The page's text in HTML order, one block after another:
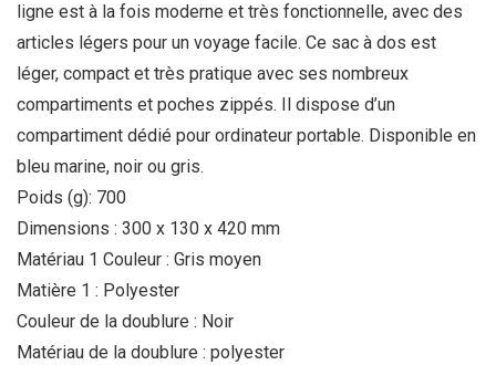
ligne est à la fois moderne et très fonctionnelle, avec des
articles légers pour un voyage facile. Ce sac à dos est
léger, compact et très pratique avec ses nombreux
compartiments et poches zippés. Il dispose d’un
compartiment dédié pour ordinateur portable. Disponible en
bleu marine, noir ou gris.
Poids (g): 700
Dimensions : 300 x 130 x 420 mm
Matériau 1 Couleur : Gris moyen
Matière 1 : Polyester
Couleur de la doublure : Noir
Matériau de la doublure : polyester